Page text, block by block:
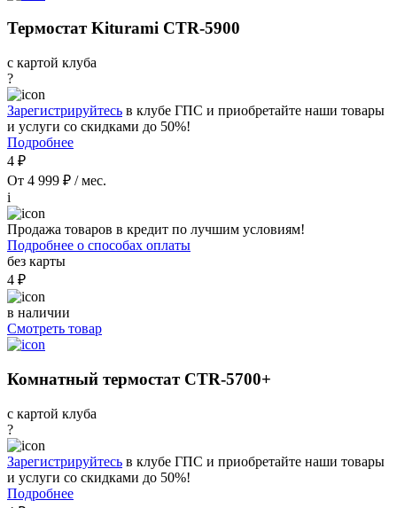
Термостат Kiturami CTR-5900
с картой клуба
?
Зарегистрируйтесь в клубе ГПС и приобретайте наши товары
и услуги со скидками до 50%!
Подробнее
4 ₽
От 4 999 ₽ / мес.
i
Продажа товаров в кредит по лучшим условиям!
Подробнее о способах оплаты
без карты
4 ₽
в наличии
Смотреть товар
Комнатный термостат CTR-5700+
с картой клуба
?
Зарегистрируйтесь в клубе ГПС и приобретайте наши товары
и услуги со скидками до 50%!
Подробнее